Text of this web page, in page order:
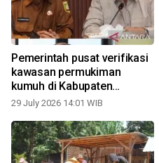
Pemerintah pusat verifikasi
kawasan permukiman
kumuh di Kabupaten
Sumbawa
29 July 2026 14:01 WIB